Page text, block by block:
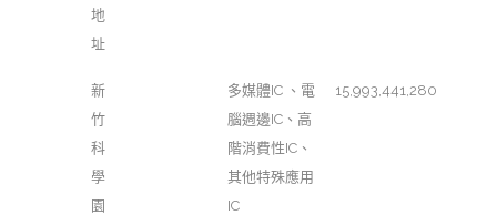
地
址
新
竹
科
學
園
多媒體IC 、電
腦週邊IC、高
階消費性IC、
其他特殊應用
IC
15,993,441,280